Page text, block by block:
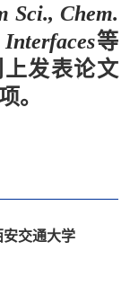
Sci., Chem.
等
上发表论文
。
交通大学